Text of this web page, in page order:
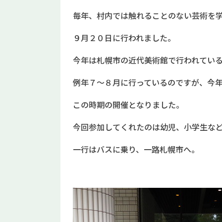
毎年、村内では触れることのない芸術を
９月２０日に行われました。
今年は札幌市の近代美術館で行われてい
例年７～８月に行っているのですが、今
この時期の開催となりました。
今回参加してくれたのは幼児、小学生な
一行はバスに乗り、一路札幌市へ。